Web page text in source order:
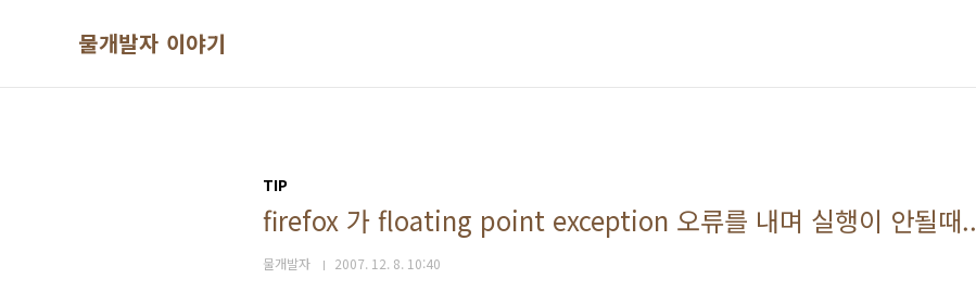
물개발자 이야기
TIP
firefox 가 floating point exception 오류를 내며 실행이 안될때..
물개발자 2007. 12. 8. 10:40